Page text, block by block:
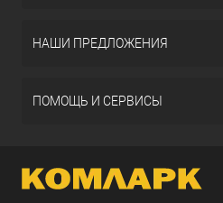
НАШИ ПРЕДЛОЖЕНИЯ
ПОМОЩЬ И СЕРВИСЫ